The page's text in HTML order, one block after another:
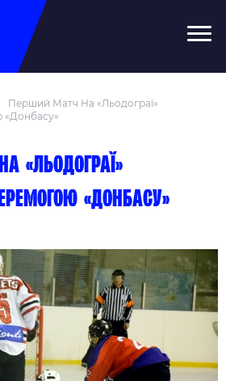
Перший Матч На «Льодограї»
«Льодограї»
«Донбасу»